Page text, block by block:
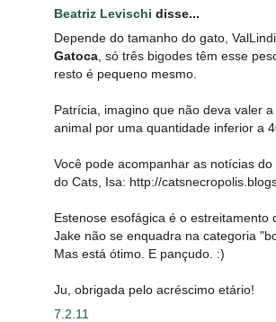
Beatriz Levischi disse...
Depende do tamanho do gato,
Gatoca , só três bigodes têm esse
resto é pequeno mesmo.
Patrícia, imagino que não deva valer
animal por uma quantidade inferior a
Você pode acompanhar as notícias do
do Cats, Isa: http://
Estenose esofágica é o estreitamento
Jake não se enquadra na categoria
Mas está ótimo. E pançudo. :)
Ju, obrigada pelo acréscimo etário!
7.2.11